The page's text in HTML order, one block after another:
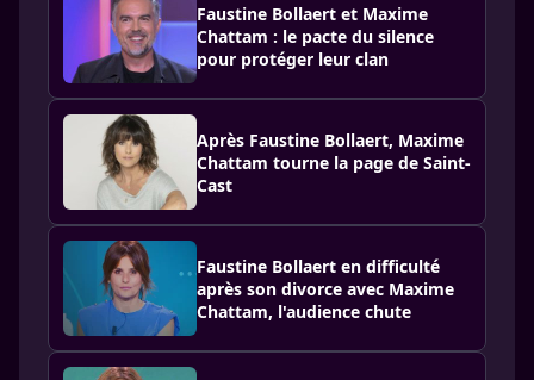
Faustine Bollaert et Maxime
Chattam : le pacte du silence
pour protéger leur clan
Après Faustine Bollaert, Maxime
Chattam tourne la page de Saint-
Cast
Faustine Bollaert en difficulté
après son divorce avec Maxime
Chattam, l'audience chute